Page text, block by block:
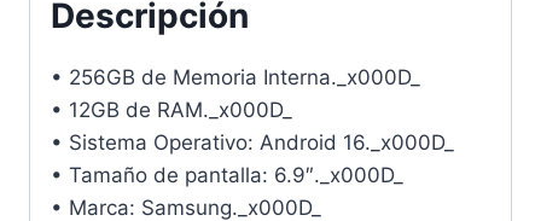
Descripción
• 256GB de Memoria Interna._x000D_
• 12GB de RAM._x000D_
• Sistema Operativo: Android 16._x000D_
• Tamaño de pantalla: 6.9″._x000D_
• Marca: Samsung._x000D_